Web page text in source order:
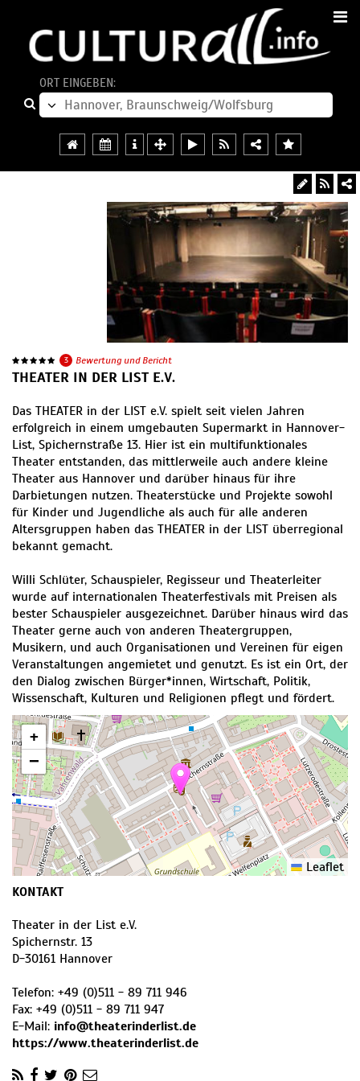
ORT EINGEBEN:
3 Bewertung und Bericht
THEATER IN DER LIST E.V.
Das THEATER in der LIST e.V. spielt seit vielen Jahren
erfolgreich in einem umgebauten Supermarkt in Hannover-
List, Spichernstraße 13. Hier ist ein multifunktionales
Theater entstanden, das mittlerweile auch andere kleine
Theater aus Hannover und darüber hinaus für ihre
Darbietungen nutzen. Theaterstücke und Projekte sowohl
für Kinder und Jugendliche als auch für alle anderen
Altersgruppen haben das THEATER in der LIST überregional
bekannt gemacht.
Willi Schlüter, Schauspieler, Regisseur und Theaterleiter
wurde auf internationalen Theaterfestivals mit Preisen als
bester Schauspieler ausgezeichnet. Darüber hinaus wird das
Theater gerne auch von anderen Theatergruppen,
Musikern, und auch Organisationen und Vereinen für eigen
Veranstaltungen angemietet und genutzt. Es ist ein Ort, der
den Dialog zwischen Bürger*innen, Wirtschaft, Politik,
Wissenschaft, Kulturen und Religionen pflegt und fördert.
+
−
Leaflet
KONTAKT
Theater in der List e.V.
Spichernstr. 13
D-30161 Hannover
Telefon: +49 (0)511 - 89 711 946
Fax: +49 (0)511 - 89 711 947
E-Mail: info@theaterinderlist.de
https://www.theaterinderlist.de